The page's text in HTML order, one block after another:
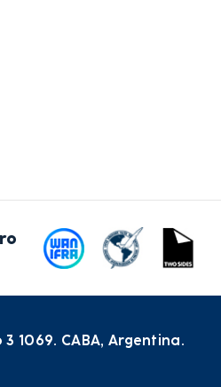
1069. CABA, Argentina.